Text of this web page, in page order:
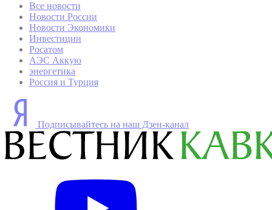
Все новости
Новости России
Новости Экономики
Инвестиции
Росатом
АЭС Аккую
энергетика
Россия и Турция
Подписывайтесь на наш Дзен-канал